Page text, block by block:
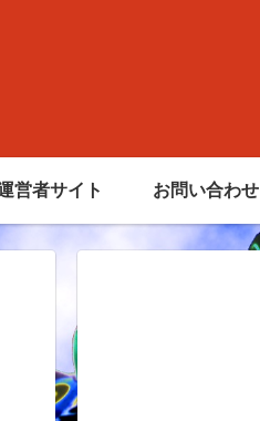
営者サイト お問い合わせ